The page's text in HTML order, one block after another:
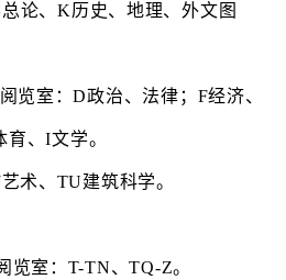
论、K历史、地理、外文图
室：D政治、法律；F经济、
、I文学。
、TU建筑科学。
室：T-TN、TQ-Z。